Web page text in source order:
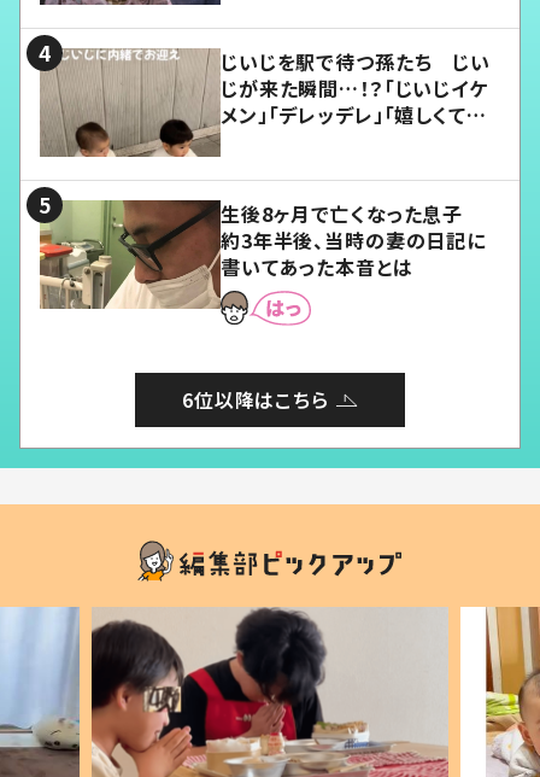
じいじを駅で待つ孫たち じい
じが来た瞬間…！？「じいじイケ
メン」「デレッデレ」「嬉しくて可
生後8ヶ月で亡くなった息子
約3年半後、当時の妻の日記に
書いてあった本音とは
6位以降はこちら